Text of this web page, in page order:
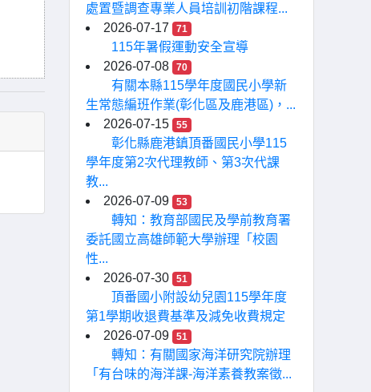
處置暨調查專業人員培訓初階課程...
2026-07-17
71
115年暑假運動安全宣導
2026-07-08
70
有關本縣115學年度國民小學新
生常態編班作業(彰化區及鹿港區)，...
2026-07-15
55
彰化縣鹿港鎮頂番國民小學115
學年度第2次代理教師、第3次代課
教...
2026-07-09
53
轉知：教育部國民及學前教育署
委託國立高雄師範大學辦理「校園
性...
2026-07-30
51
頂番國小附設幼兒園115學年度
第1學期收退費基準及減免收費規定
2026-07-09
51
轉知：有關國家海洋研究院辦理
「有台味的海洋課-海洋素養教案徵...